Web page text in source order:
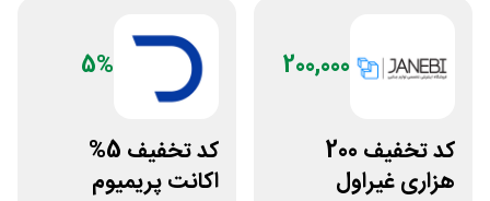
200,000
کد تخفیف 200
هزاری غیراول
5%
کد تخفیف 5%
اکانت پریمیوم